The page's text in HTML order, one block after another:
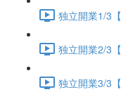
独立開業1/3
独立開業2/3
独立開業3/3